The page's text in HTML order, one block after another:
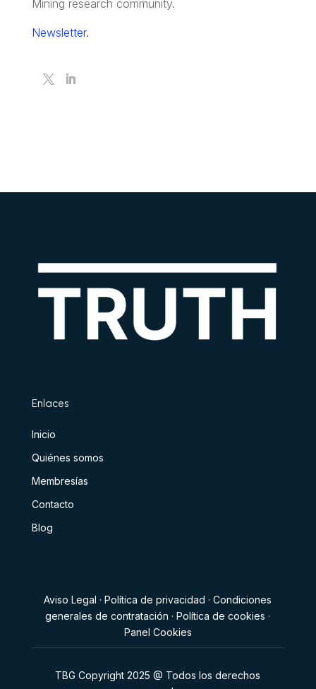
Mining research community.
Newsletter.
Enlaces
Inicio
Quiénes somos
Membresías
Contacto
Blog
Aviso Legal ·Política de privacidad ·Condiciones
generales de contratación ·Política de cookies ·
Panel Cookies
TBG Copyright 2025 @ Todos los derechos